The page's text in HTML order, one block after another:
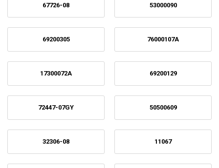
67726-08 53000090
69200305 76000107A
17300072A 69200129
72447-07GY 50500609
32306-08 11067